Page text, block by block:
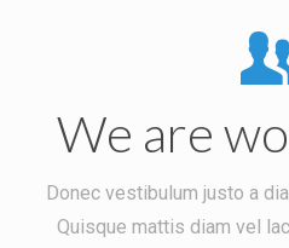
We are
Donec vestibulum justo a
Quisque mattis diam vel